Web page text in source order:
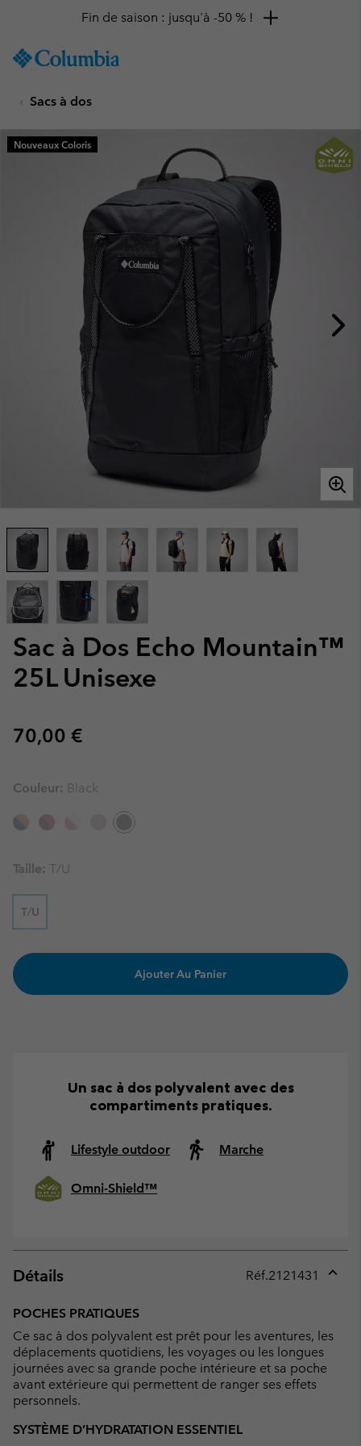
TO
SKIP
MAIN
NAV
Fin de saison : jusqu'à -50 % !
Sacs à dos
Sac à Dos Echo Mountain™
25L Unisexe
Regular price:
70,00 €
Nouveaux Coloris
Couleur: Black
Taille: T/U
T/U
Ajouter Au Panier
Un sac à dos polyvalent avec des
compartiments pratiques.
Lifestyle outdoor Marche
Omni-Shield™
Détails Réf.2121431
POCHES PRATIQUES
Ce sac à dos polyvalent est prêt pour les aventures, les
déplacements quotidiens, les voyages ou les longues
journées avec sa grande poche intérieure et sa poche
avant extérieure qui permettent de ranger ses effets
personnels.
SYSTÈME D’HYDRATATION ESSENTIEL